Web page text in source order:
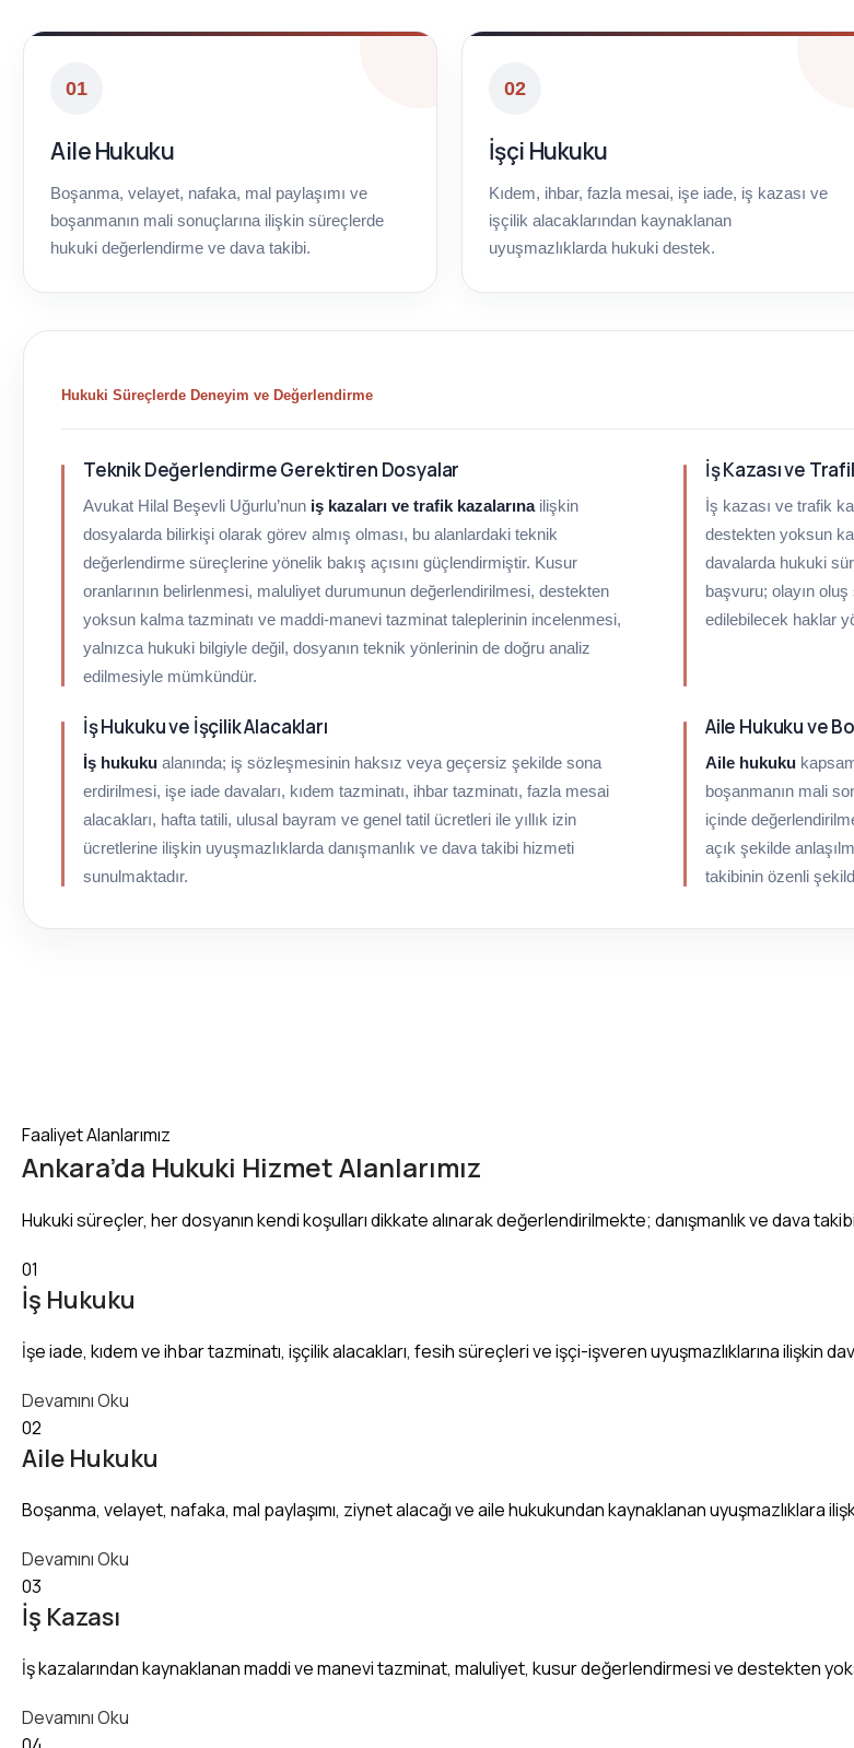
01
Aile Hukuku
Boşanma, velayet, nafaka, mal paylaşımı ve
boşanmanın mali sonuçlarına ilişkin süreçlerde
hukuki değerlendirme ve dava takibi.
02
İşçi Hukuku
Kıdem, ihbar, fazla mesai, işe iade, iş kazası ve
işçilik alacaklarından kaynaklanan
uyuşmazlıklarda hukuki destek.
Hukuki Süreçlerde Deneyim ve Değerlendirme
Teknik Değerlendirme Gerektiren Dosyalar
Avukat Hilal Beşevli Uğurlu’nun iş kazaları ve trafik kazalarınailişkin
dosyalarda bilirkişi olarak görev almış olması, bu alanlardaki teknik
değerlendirme süreçlerine yönelik bakış açısını güçlendirmiştir. Kusur
oranlarının belirlenmesi, maluliyet durumunun değerlendirilmesi, destekten
yoksun kalma tazminatı ve maddi-manevi tazminat taleplerinin incelenmesi,
yalnızca hukuki bilgiyle değil, dosyanın teknik yönlerinin de doğru analiz
edilmesiyle mümkündür.
İş Kazası ve
İş kazası ve trafik
destekten yoksun
davalarda hukuki
başvuru; olayın
edilebilecek haklar
İş Hukuku ve İşçilik Alacakları
İş hukuku alanında; iş sözleşmesinin haksız veya geçersiz şekilde sona
erdirilmesi, işe iade davaları, kıdem tazminatı, ihbar tazminatı, fazla mesai
alacakları, hafta tatili, ulusal bayram ve genel tatil ücretleri ile yıllık izin
ücretlerine ilişkin uyuşmazlıklarda danışmanlık ve dava takibi hizmeti
sunulmaktadır.
Aile Hukuku ve
Aile hukuku
boşanmanın mali
içinde
açık şekilde
takibinin özenli
Faaliyet Alanlarımız
Ankara’da Hukuki Hizmet Alanlarımız
Hukuki süreçler, her dosyanın kendi koşulları dikkate alınarak değerlendirilmekte; danışmanlık ve dava
01
İş Hukuku
İşe iade, kıdem ve ihbar tazminatı, işçilik alacakları, fesih süreçleri ve işçi-işveren uyuşmazlıklarına ilişkin
Devamını Oku
02
Aile Hukuku
Boşanma, velayet, nafaka, mal paylaşımı, ziynet alacağı ve aile hukukundan kaynaklanan uyuşmazlıklara
Devamını Oku
03
İş Kazası
İş kazalarından kaynaklanan maddi ve manevi tazminat, maluliyet, kusur değerlendirmesi ve destekten
Devamını Oku